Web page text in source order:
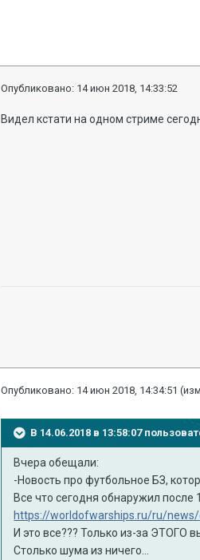
Опубликовано: 14 июн 2018, 14:33:52
Видел кстати на одном стриме
Опубликовано: 14 июн 2018, 14:34:51
В 14.06.2018 в 13:58:07
Вчера обещали:
-Новость про футбольное БЗ,
Все что сегодня обнаружил после
https://worldofwarships.ru/ru/
И это все??? Только из-за ЭТОГО
Столько шума из ничего...